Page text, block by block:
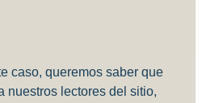
caso, queremos saber que
nuestros lectores del sitio,